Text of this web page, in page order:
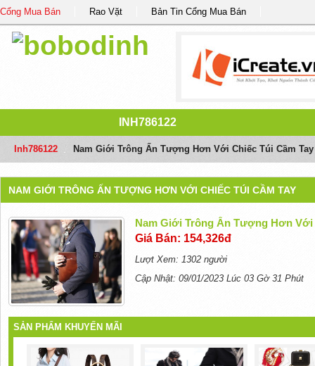
Cổng Mua Bán Rao Vặt Bản Tin Cổng Mua Bán
INH786122
Inh786122 Nam Giới Trông Ấn Tượng Hơn Với Chiếc Túi Cầm Tay
NAM GIỚI TRÔNG ẤN TƯỢNG HƠN VỚI CHIẾC TÚI CẦM TAY
Nam Giới Trông Ấn Tượng Hơn Với
Giá Bán: 154,326đ
Lượt Xem: 1302 người
Cập Nhật: 09/01/2023 Lúc 03 Gờ 31 Phút
SẢN PHẨM KHUYẾN MÃI